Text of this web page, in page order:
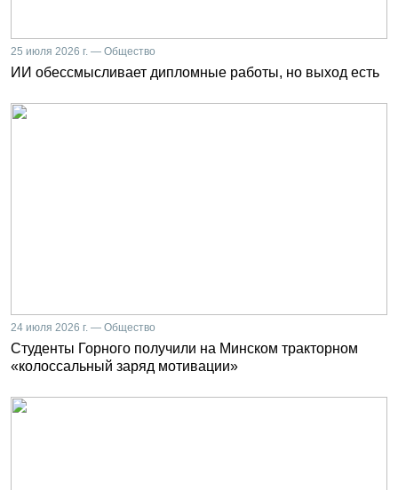
25 июля 2026 г. — Общество
ИИ обессмысливает дипломные работы, но выход есть
24 июля 2026 г. — Общество
Студенты Горного получили на Минском тракторном
«колоссальный заряд мотивации»